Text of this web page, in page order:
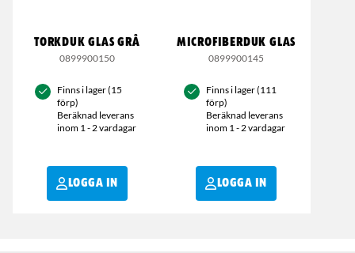
TORKDUK GLAS GRÅ
0899900150
Finns i lager (15
förp)
Beräknad leverans
inom 1 - 2 vardagar
LOGGA IN
MICROFIBERDUK GLAS
0899900145
Finns i lager (111
förp)
Beräknad leverans
inom 1 - 2 vardagar
LOGGA IN